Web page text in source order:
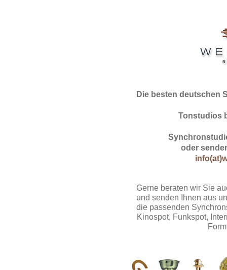
Die besten deutschen
Tonstudios
oder
Gerne beraten wir Sie
und senden Ihnen aus
die passenden
Kinospot, Funkspot,